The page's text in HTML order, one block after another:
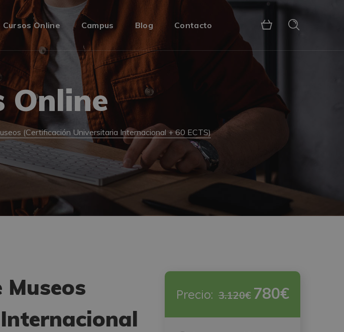
Cursos Online Campus Blog Contacto
Online
(Certificación Universitaria Internacional + 60 ECTS)
Precio: 3.120€ 780€